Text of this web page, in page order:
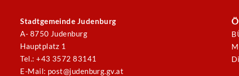
Stadtgemeinde Judenburg
A- 8750 Judenburg
Hauptplatz 1
Tel.: +43 3572 83141
E-Mail: post@judenburg.gv.at